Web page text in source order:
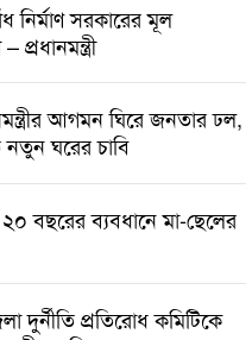
নির্মাণ সরকারের মূল
আগমন ঘিরে জনতার ঢল,
নতুন ঘরের চাবি
২০ বছরের ব্যবধানে মা-ছেলের
দুর্নীতি প্রতিরোধ কমিটিকে